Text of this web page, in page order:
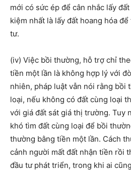
mới có sức ép để cân nhắc lấy
kiệm nhất là lấy đất hoang hóa
tư.
(iv) Việc bồi thường, hỗ trợ chỉ
tiền một lần là không hợp lý với
nhiên, pháp luật vẫn nói rằng bồi
loại, nếu không có đất cùng loại
với giá đất sát giá thị trường. Tuy
khó tìm đất cùng loại để bồi
thường bằng tiền một lần. Cách
cảnh người mất đất nhận tiền rồi
đầu tư phát triển, trong khi ai